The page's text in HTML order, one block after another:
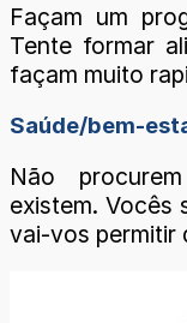
Façam um
Tente formar
façam muito
Saúde/bem-
Não
existem. Vocês
vai-vos permitir